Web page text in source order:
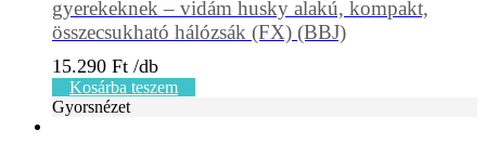
gyerekeknek – vidám husky alakú, kompakt,
összecsukható hálózsák (FX) (BBJ)
15.290 Ft
Kosárba teszem
Gyorsnézet